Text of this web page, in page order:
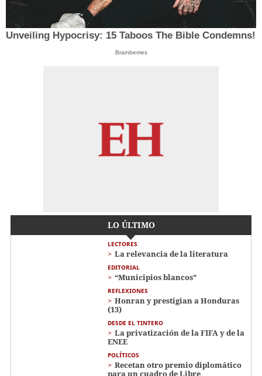
Unveiling Hypocrisy: 15 Taboos The Bible Condemns!
Brainberries
LO ÚLTIMO
LECTORES
La relevancia de la literatura
EDITORIAL
“Municipios blancos”
REFLEXIONES
Honran y prestigian a Honduras
(13)
DESDE EL TINTERO
La privatización de la FIFA y de la
ENEE
POLÍTICOS
Recetan otro premio diplomático
para un cuadro de Libre